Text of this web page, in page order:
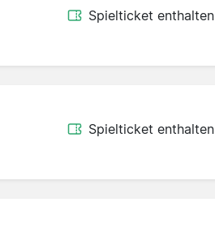
Spielticket enthalten
Spielticket enthalten